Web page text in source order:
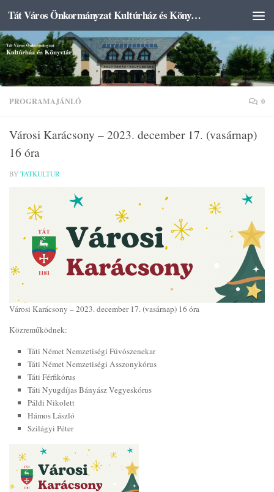
Skip to content Tát Város Önkormányzat Kultúrház és Könyvtár
PROGRAMAJÁNLÓ 0
Városi Karácsony – 2023. december 17. (vasárnap)
16 óra
BY TATKULTUR
Városi Karácsony – 2023. december 17. (vasárnap) 16 óra
Közreműködnek:
Táti Német Nemzetiségi Fúvószenekar
Táti Német Nemzetiségi Asszonykórus
Táti Férfikórus
Táti Nyugdíjas Bányász Vegyeskórus
Páldi Nikolett
Hámos László
Szilágyi Péter